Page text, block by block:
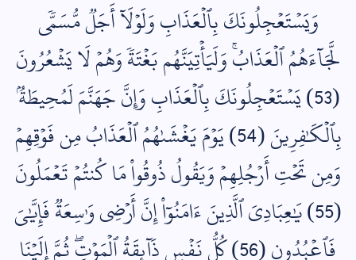
وَيَسۡتَعۡجِلُونَكَ بِٱلۡعَذَابِ وَلَوۡلَآ أَجَلٞ مُّسَمّٗى
لَّجَآءَهُمُ ٱلۡعَذَابُۚ وَلَيَأۡتِيَنَّهُم بَغۡتَةٗ وَهُمۡ لَا يَشۡعُرُونَ
(53) يَسۡتَعۡجِلُونَكَ بِٱلۡعَذَابِ وَإِنَّ جَهَنَّمَ لَمُحِيطَةُۢ
بِٱلۡكَٰفِرِينَ (54) يَوۡمَ يَغۡشَىٰهُمُ ٱلۡعَذَابُ مِن فَوۡقِهِمۡ
وَمِن تَحۡتِ أَرۡجُلِهِمۡ وَيَقُولُ ذُوقُواْ مَا كُنتُمۡ تَعۡمَلُونَ
(55) يَٰعِبَادِيَ ٱلَّذِينَ ءَامَنُوٓاْ إِنَّ أَرۡضِي وَٰسِعَةٞ فَإِيَّٰيَ
فَٱعۡبُدُونِ (56) كُلُّ نَفۡسٖ ذَآئِقَةُ ٱلۡمَوۡتِۖ ثُمَّ إِلَيۡنَا